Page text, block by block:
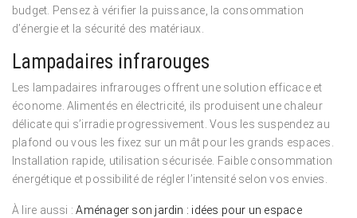
budget. Pensez à vérifier la puissance, la consommation
d’énergie et la sécurité des matériaux.
Lampadaires infrarouges
Les lampadaires infrarouges offrent une solution efficace et
économe. Alimentés en électricité, ils produisent une chaleur
délicate qui s’irradie progressivement. Vous les suspendez au
plafond ou vous les fixez sur un mât pour les grands espaces.
Installation rapide, utilisation sécurisée. Faible consommation
énergétique et possibilité de régler l’intensité selon vos envies.
À lire aussi :Aménager son jardin : idées pour un espace